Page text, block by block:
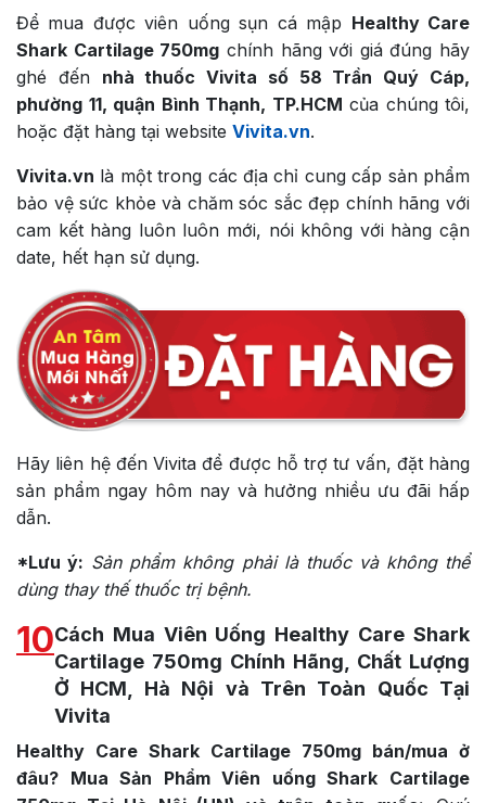
Để mua được viên uống sụn cá mập Healthy Care
Shark Cartilage 750mg chính hãng với giá đúng hãy
ghé đến nhà thuốc Vivita số 58 Trần Quý Cáp,
phường 11, quận Bình Thạnh, TP.HCM của chúng tôi,
hoặc đặt hàng tại website Vivita.vn.
Vivita.vn là một trong các địa chỉ cung cấp sản phẩm
bảo vệ sức khỏe và chăm sóc sắc đẹp chính hãng với
cam kết hàng luôn luôn mới, nói không với hàng cận
date, hết hạn sử dụng.
Hãy liên hệ đến Vivita để được hỗ trợ tư vấn, đặt hàng
sản phẩm ngay hôm nay và hưởng nhiều ưu đãi hấp
dẫn.
*Lưu ý: Sản phẩm không phải là thuốc và không thể
dùng thay thế thuốc trị bệnh.
10Cách Mua Viên Uống Healthy Care Shark
Cartilage 750mg Chính Hãng, Chất Lượng
Ở HCM, Hà Nội và Trên Toàn Quốc Tại
Vivita
Healthy Care Shark Cartilage 750mg bán/mua ở
đâu? Mua Sản Phẩm Viên uống Shark Cartilage